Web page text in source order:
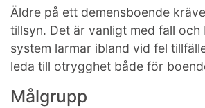
Äldre på ett demensboende
tillsyn. Det är vanligt med fall och
system larmar ibland vid fel
leda till otrygghet både för
Målgrupp